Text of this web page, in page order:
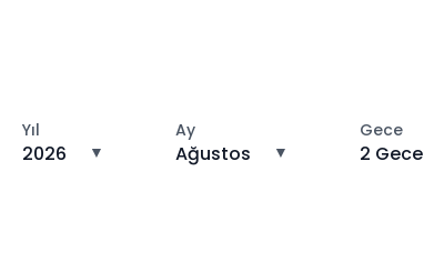
Yıl
2026 ▼
Ay
Ağustos ▼
Gece
2 Gece